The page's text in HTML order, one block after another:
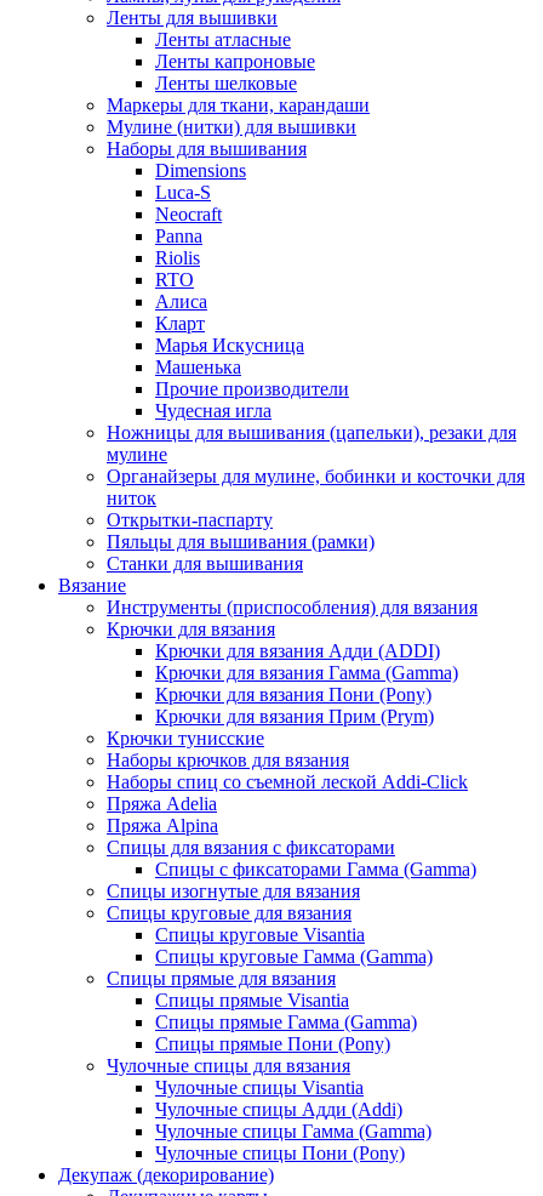
Ленты для вышивки
Ленты атласные
Ленты капроновые
Ленты шелковые
Маркеры для ткани, карандаши
Мулине (нитки) для вышивки
Наборы для вышивания
Dimensions
Luca-S
Neocraft
Panna
Riolis
RTO
Алиса
Кларт
Марья Искусница
Машенька
Прочие производители
Чудесная игла
Ножницы для вышивания (цапельки), резаки для
мулине
Органайзеры для мулине, бобинки и косточки для
ниток
Открытки-паспарту
Пяльцы для вышивания (рамки)
Станки для вышивания
Вязание
Инструменты (приспособления) для вязания
Крючки для вязания
Крючки для вязания Адди (ADDI)
Крючки для вязания Гамма (Gamma)
Крючки для вязания Пони (Pony)
Крючки для вязания Прим (Prym)
Крючки тунисские
Наборы крючков для вязания
Наборы спиц со съемной леской Addi-Click
Пряжа Adelia
Пряжа Alpina
Спицы для вязания с фиксаторами
Спицы с фиксаторами Гамма (Gamma)
Спицы изогнутые для вязания
Спицы круговые для вязания
Спицы круговые Visantia
Спицы круговые Гамма (Gamma)
Спицы прямые для вязания
Спицы прямые Visantia
Спицы прямые Гамма (Gamma)
Спицы прямые Пони (Pony)
Чулочные спицы для вязания
Чулочные спицы Visantia
Чулочные спицы Адди (Addi)
Чулочные спицы Гамма (Gamma)
Чулочные спицы Пони (Pony)
Декупаж (декорирование)